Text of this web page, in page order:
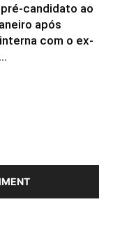
candidato ao
após
com o ex-